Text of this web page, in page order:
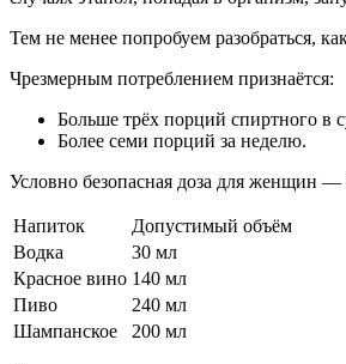
Тем не менее попробуем разобраться,
Чрезмерным потреблением признаётся:
Больше трёх порций спиртного в
Более семи порций за неделю.
Условно безопасная доза для женщин
Напиток
Допустимый объём
Водка
30 мл
Красное вино 140 мл
Пиво
240 мл
Шампанское
200 мл